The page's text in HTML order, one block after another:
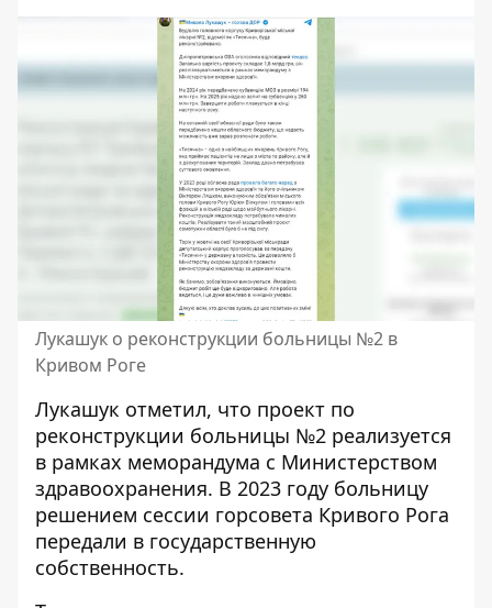
Лукашук о реконструкции больницы №2 в
Кривом Роге
Лукашук отметил, что проект по
реконструкции больницы №2 реализуется
в рамках меморандума с Министерством
здравоохранения. В 2023 году больницу
решением сессии горсовета Кривого Рога
передали в государственную
собственность.